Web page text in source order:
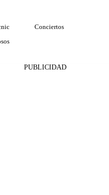
Conciertos
PUBLICIDAD